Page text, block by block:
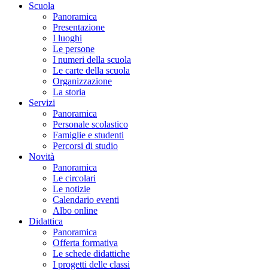
Scuola
Panoramica
Presentazione
I luoghi
Le persone
I numeri della scuola
Le carte della scuola
Organizzazione
La storia
Servizi
Panoramica
Personale scolastico
Famiglie e studenti
Percorsi di studio
Novità
Panoramica
Le circolari
Le notizie
Calendario eventi
Albo online
Didattica
Panoramica
Offerta formativa
Le schede didattiche
I progetti delle classi